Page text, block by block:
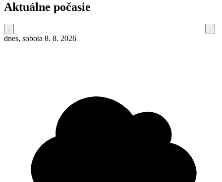
Aktuálne počasie
dnes, sobota 8. 8. 2026